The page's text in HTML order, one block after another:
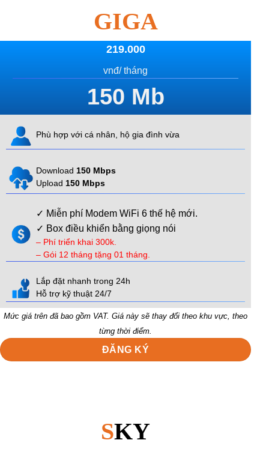
GIGA
219.000
vnđ/ tháng
150 Mb
Phù hợp với cá nhân, hộ gia đình vừa
Download 150 Mbps
Upload 150 Mbps
✓ Miễn phí Modem WiFi 6 thế hệ mới.
✓ Box điều khiển bằng giọng nói
– Phí triển khai 300k.
– Gói 12 tháng tặng 01 tháng.
Lắp đặt nhanh trong 24h
Hỗ trợ kỹ thuật 24/7
Mức giá trên đã bao gồm VAT. Giá này sẽ thay đổi theo khu vực, theo
từng thời điểm.
ĐĂNG KÝ
SKY